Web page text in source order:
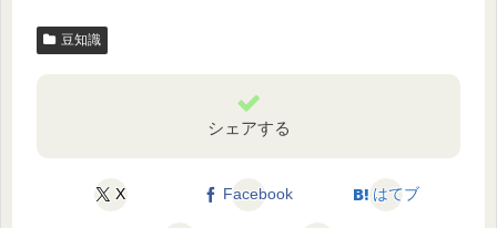
豆知識
シェアする
X Facebook はてブ